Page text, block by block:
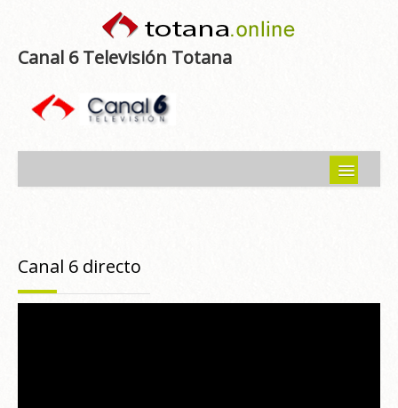
Canal 6 Televisión Totana
Programas emitidos
Canal 6 directo